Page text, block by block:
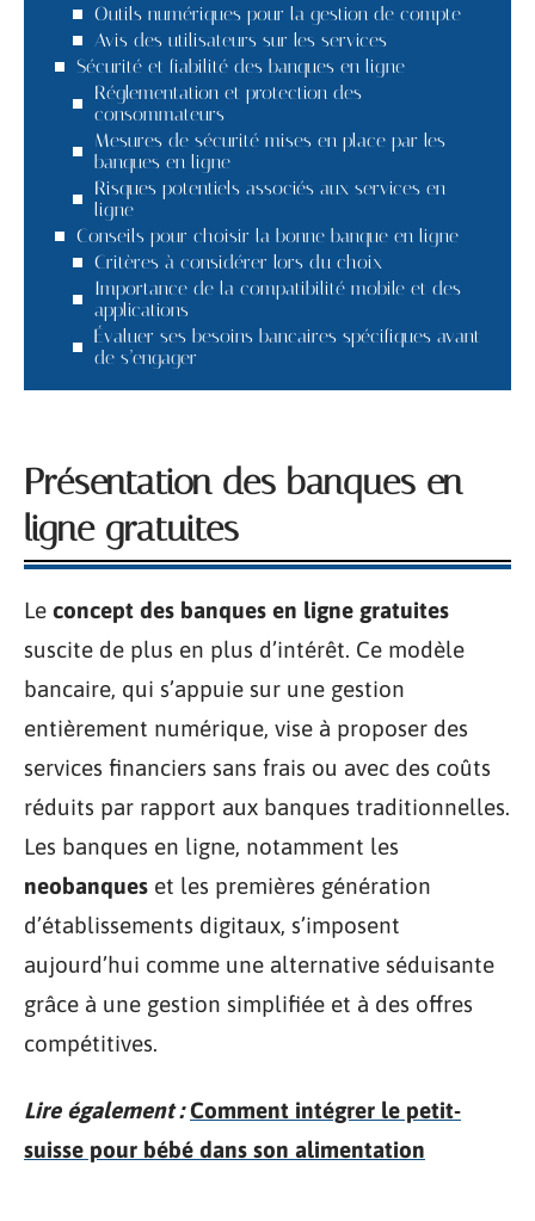
Outils numériques pour la gestion de compte
Avis des utilisateurs sur les services
Sécurité et fiabilité des banques en ligne
Réglementation et protection des
consommateurs
Mesures de sécurité mises en place par les
banques en ligne
Risques potentiels associés aux services en
ligne
Conseils pour choisir la bonne banque en ligne
Critères à considérer lors du choix
Importance de la compatibilité mobile et des
applications
Évaluer ses besoins bancaires spécifiques avant
de s’engager
Présentation des banques en
ligne gratuites
Le concept des banques en ligne gratuites
suscite de plus en plus d’intérêt. Ce modèle
bancaire, qui s’appuie sur une gestion
entièrement numérique, vise à proposer des
services financiers sans frais ou avec des coûts
réduits par rapport aux banques traditionnelles.
Les banques en ligne, notamment les
neobanques et les premières génération
d’établissements digitaux, s’imposent
aujourd’hui comme une alternative séduisante
grâce à une gestion simplifiée et à des offres
compétitives.
Lire également : Comment intégrer le petit-
suisse pour bébé dans son alimentation